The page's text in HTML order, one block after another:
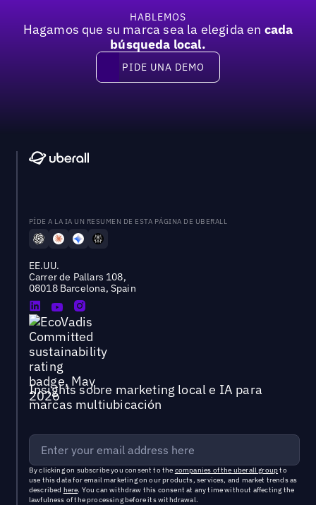
HABLEMOS
Hagamos que su marca sea la elegida en cada
búsqueda local.
Pide una demo
PIDE UNA DEMO
PÍDE A LA IA UN RESUMEN DE ESTA PÁGINA DE UBERALL
EE.UU.
Carrer de Pallars 108,
08018 Barcelona, Spain
Insights sobre marketing local e IA para
marcas multiubicación
By clicking on subscribe you consent to the companies of the uberall groupto
use this data for email marketing on our products, services, and market trends as
described here. You can withdraw this consent at any time without affecting the
lawfulness of the processing before its withdrawal.